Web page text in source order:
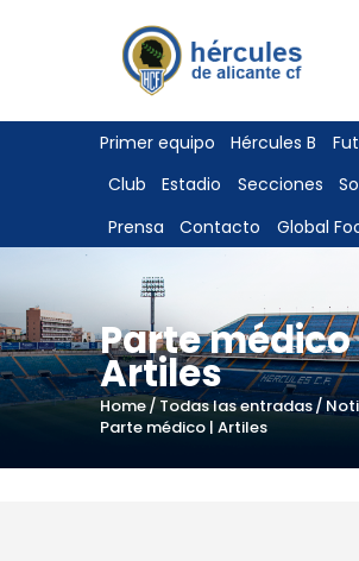
Primer equipo Hércules B
Club
Estadio Secciones
Prensa
Contacto Global
Parte médico
Artiles
Home Todas las entradas
Parte médico | Artiles
ENTRADAS
TIENDA
HÉRCULESCF100